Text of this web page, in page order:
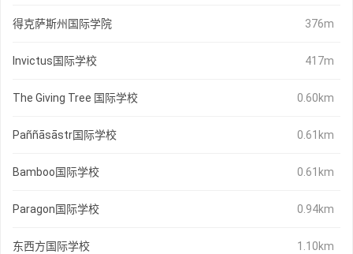
得克萨斯州国际学院 376m
Invictus国际学校 417m
The Giving Tree 国际学校 0.60km
Paññāsāstr国际学校 0.61km
Bamboo国际学校 0.61km
Paragon国际学校 0.94km
东西方国际学校 1.10km